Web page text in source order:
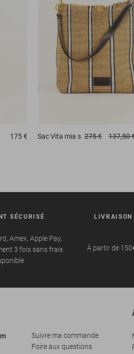
175 € SacVita mia s 275 € 137,50
SÉCURISÉ
Amex, Apple Pay,
3 fois sans frais
LIVRAISON
À partir de
Suivre ma commande
Foire aux questions